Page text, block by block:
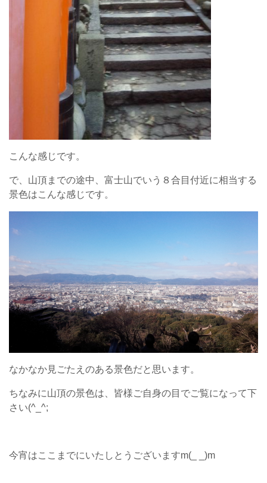
こんな感じです。
で、山頂までの途中、富士山でいう８合目付近に相当する
景色はこんな感じです。
なかなか見ごたえのある景色だと思います。
ちなみに山頂の景色は、皆様ご自身の目でご覧になって下
さい(^_^;
今宵はここまでにいたしとうございますm(_ _)m